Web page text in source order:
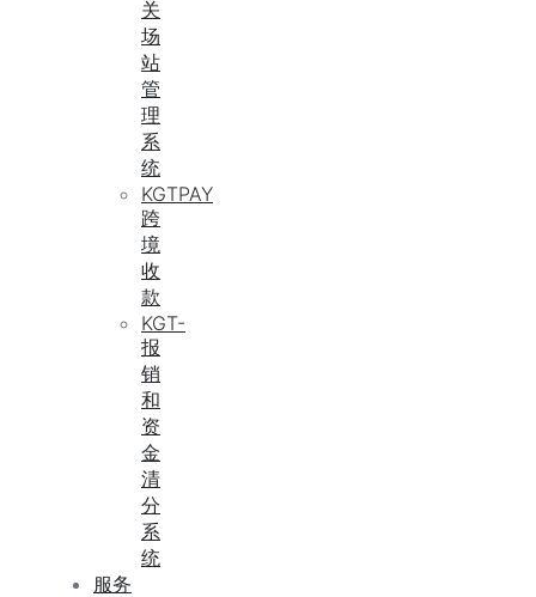
关
场
站
管
理
系
统
KGTPAY
跨
境
收
款
KGT-
报
销
和
资
金
清
分
系
统
服务